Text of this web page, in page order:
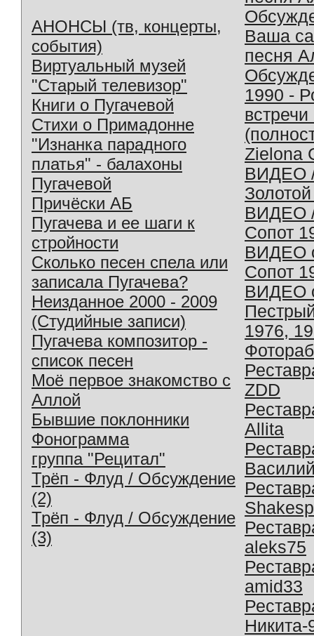
АНОНСЫ (тв, концерты,
события)
Виртуальный музей
"Старый телевизор"
Книги о Пугачевой
Стихи о Примадонне
"Изнанка парадного
платья" - балахоны
Пугачевой
Причёски АБ
Пугачева и ее шаги к
стройности
Сколько песен спела или
записала Пугачева?
Неизданное 2000 - 2009
(Студийные записи)
Пугачева композитор -
список песен
Моё первое знакомство с
Аллой
Бывшие поклонники
Фонограмма
группа "Рецитал"
Трёп - Флуд / Обсуждение
(2)
Трёп - Флуд / Обсуждение
(3)
Ваша
песня
1990 -
Zielona
ВИДЕО
ВИДЕО
Сопот
ВИДЕО
Сопот
ВИДЕО
1976,
ZDD
Allita
aleks75
amid33
Никита-